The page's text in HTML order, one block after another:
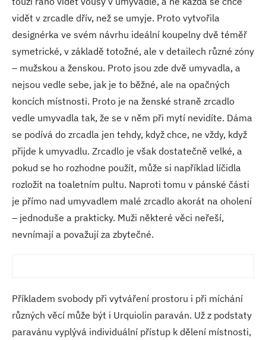
vidět v zrcadle dřív, než se umyje. Proto vytvořila
designérka ve svém návrhu ideální koupelny dvě téměř
symetrické, v základě totožné, ale v detailech různé zóny
– mužskou a ženskou. Proto jsou zde dvě umyvadla, a
nejsou vedle sebe, jak je to běžné, ale na opačných
koncích místnosti. Proto je na ženské straně zrcadlo
vedle umyvadla tak, že se v něm při mytí nevidíte. Dáma
se podívá do zrcadla jen tehdy, když chce, ne vždy, když
přijde k umyvadlu. Zrcadlo je však dostatečně velké, a
pokud se ho rozhodne použít, může si například líčidla
rozložit na toaletním pultu. Naproti tomu v pánské části
je přímo nad umyvadlem malé zrcadlo akorát na oholení
– jednoduše a prakticky. Muži některé věci neřeší,
nevnímají a považují za zbytečné.
Příkladem svobody při vytváření prostoru i při míchání
různých věcí může být i Urquiolin paraván. Už z podstaty
paravánu vyplývá individuální přístup k dělení místnosti,